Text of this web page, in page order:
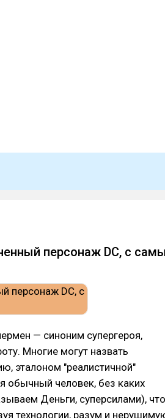
персонаж DC, с
— синоним супергероя,
Многие могут назвать
эталоном "реалистичной"
обычный человек, без каких
Деньги, суперсилами), что
технологии, разум и